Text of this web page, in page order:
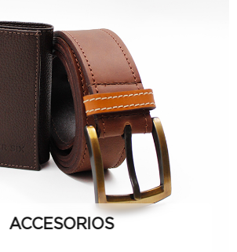
ACCESORIOS